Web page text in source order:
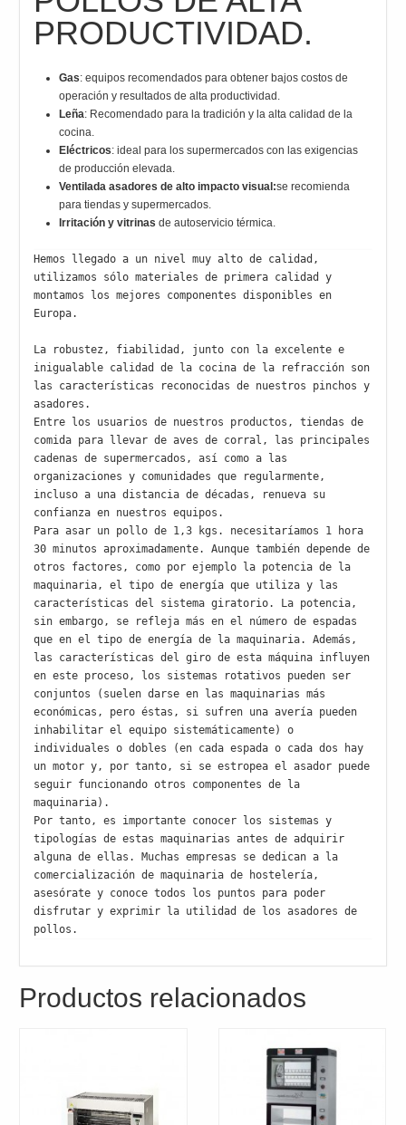
PRODUCTIVIDAD.
Gas: equipos recomendados para obtener bajos costos de
operación y resultados de alta productividad.
Leña: Recomendado para la tradición y la alta calidad de la
cocina.
Eléctricos: ideal para los supermercados con las exigencias
de producción elevada.
Ventilada asadores de alto impacto visual:se recomienda
para tiendas y supermercados.
Irritación y vitrinas de autoservicio térmica.
Hemos llegado a un nivel muy alto de calidad,
utilizamos sólo materiales de primera calidad y
montamos los mejores componentes disponibles en
Europa.
La robustez, fiabilidad, junto con la excelente e
inigualable calidad de la cocina de la refracción son
las características reconocidas de nuestros pinchos y
asadores.
Entre los usuarios de nuestros productos, tiendas de
comida para llevar de aves de corral, las principales
cadenas de supermercados, así como a las
organizaciones y comunidades que regularmente,
incluso a una distancia de décadas, renueva su
confianza en nuestros equipos.
Para asar un pollo de 1,3 kgs. necesitaríamos 1 hora
30 minutos aproximadamente. Aunque también depende de
otros factores, como por ejemplo la potencia de la
maquinaria, el tipo de energía que utiliza y las
características del sistema giratorio. La potencia,
sin embargo, se refleja más en el número de espadas
que en el tipo de energía de la maquinaria. Además,
las características del giro de esta máquina influyen
en este proceso, los sistemas rotativos pueden ser
conjuntos (suelen darse en las maquinarias más
económicas, pero éstas, si sufren una avería pueden
inhabilitar el equipo sistemáticamente) o
individuales o dobles (en cada espada o cada dos hay
un motor y, por tanto, si se estropea el asador puede
seguir funcionando otros componentes de la
maquinaria).
Por tanto, es importante conocer los sistemas y
tipologías de estas maquinarias antes de adquirir
alguna de ellas. Muchas empresas se dedican a la
comercialización de maquinaria de hostelería,
asesórate y conoce todos los puntos para poder
disfrutar y exprimir la utilidad de los asadores de
pollos.
Productos relacionados